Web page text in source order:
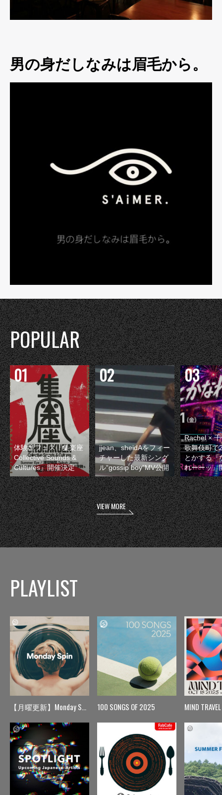
男の身だしなみは眉毛から。
POPULAR
体験型フェス『集楽座
Collective Sounds &
Cultures』開催決定
jjean、sheidAをフィー
チャーした最新シング
ル“gossip boy”MV公開
Rachel ×
歌舞伎町で
とかする『
れーーッ』
VIEW MORE
PLAYLIST
【月曜更新】Monday Spin 100 SONGS OF 2025 MIND TRAVEL